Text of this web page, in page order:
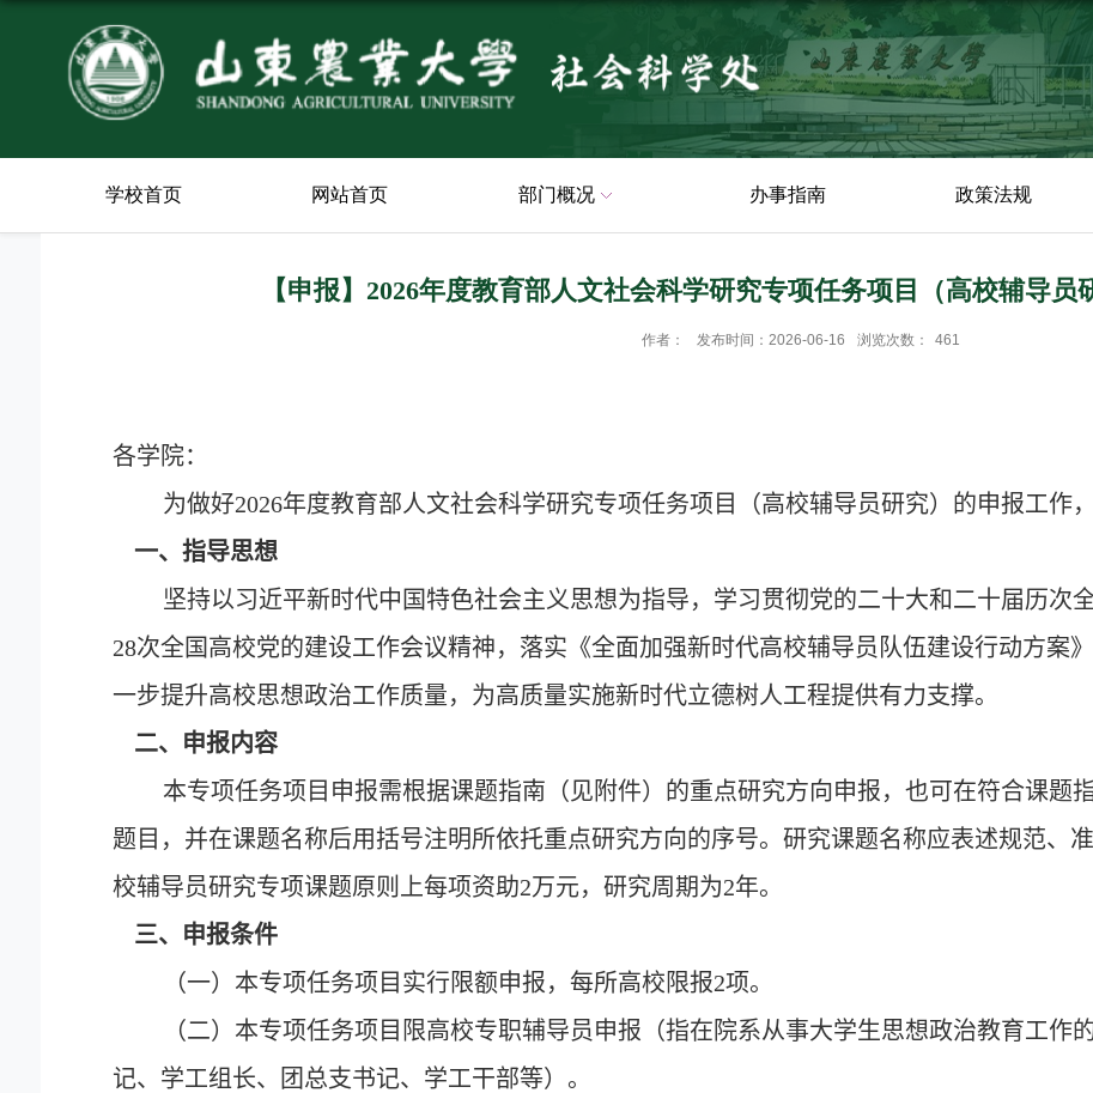
学校首页 网站首页 部门概况 办事指南 政策法规
【申报】2026年度教育部人文社会科学研究专项任务项目（高校辅导
作者： 发布时间：2026-06-16 浏览次数： 461
各学院：
为做好2026年度教育部人文社会科学研究专项任务项目（高校辅导员研究）的申报工作
一、指导思想
坚持以习近平新时代中国特色社会主义思想为指导，学习贯彻党的二十大和二十届历次
28次全国高校党的建设工作会议精神，落实《全面加强新时代高校辅导员队伍建设行动方案
一步提升高校思想政治工作质量，为高质量实施新时代立德树人工程提供有力支撑。
二、申报内容
本专项任务项目申报需根据课题指南（见附件）的重点研究方向申报，也可在符合课题
题目，并在课题名称后用括号注明所依托重点研究方向的序号。研究课题名称应表述规范、
校辅导员研究专项课题原则上每项资助2万元，研究周期为2年。
三、申报条件
（一）本专项任务项目实行限额申报，每所高校限报2项。
（二）本专项任务项目限高校专职辅导员申报（指在院系从事大学生思想政治教育工作
记、学工组长、团总支书记、学工干部等）。